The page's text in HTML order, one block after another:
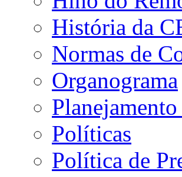
História da
Normas de
Organograma
Políticas
Política de